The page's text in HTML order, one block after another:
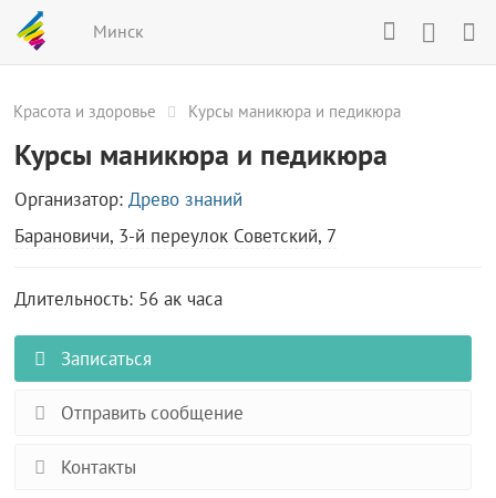
Минск
Красота и здоровье Курсы маникюра и педикюра
Курсы маникюра и педикюра
Организатор:Древо знаний
Барановичи, 3-й переулок Советский, 7
Длительность: 56 ак часа
Записаться
Отправить сообщение
Контакты